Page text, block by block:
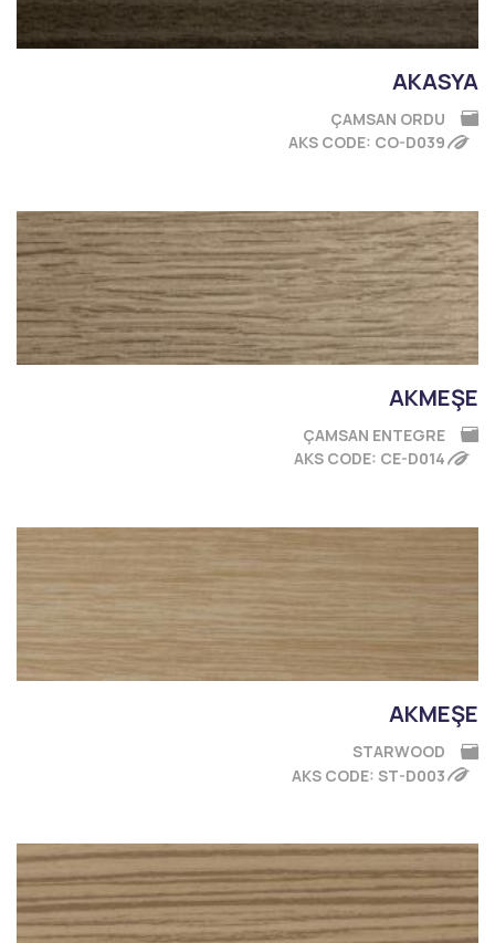
AKASYA
ÇAMSAN ORDU
AKS CODE: CO-D039
AKMEŞE
ÇAMSAN ENTEGRE
AKS CODE: CE-D014
AKMEŞE
STARWOOD
AKS CODE: ST-D003